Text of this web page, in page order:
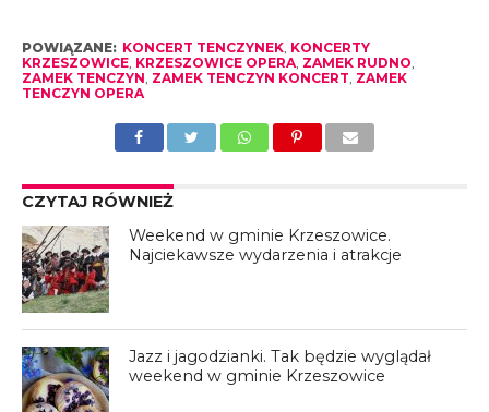
POWIĄZANE: KONCERT TENCZYNEK, KONCERTY
KRZESZOWICE, KRZESZOWICE OPERA, ZAMEK RUDNO,
ZAMEK TENCZYN, ZAMEK TENCZYN KONCERT, ZAMEK
TENCZYN OPERA
CZYTAJ RÓWNIEŻ
Weekend w gminie Krzeszowice.
Najciekawsze wydarzenia i atrakcje
Jazz i jagodzianki. Tak będzie wyglądał
weekend w gminie Krzeszowice